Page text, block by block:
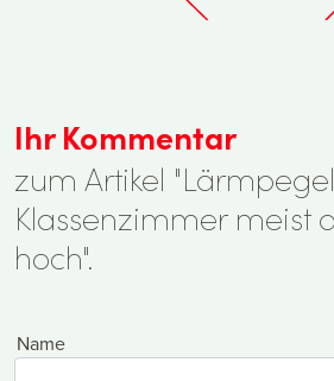
Ihr Kommentar
zum Artikel
Klassenzimmer meist
hoch".
Name